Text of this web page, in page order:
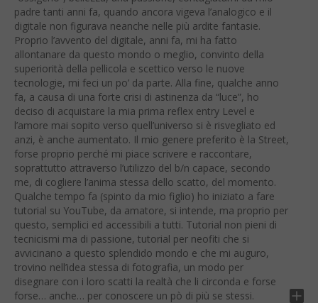
padre tanti anni fa, quando ancora vigeva l’analogico e il
digitale non figurava neanche nelle più ardite fantasie.
Proprio l’avvento del digitale, anni fa, mi ha fatto
allontanare da questo mondo o meglio, convinto della
superiorità della pellicola e scettico verso le nuove
tecnologie, mi feci un po’ da parte. Alla fine, qualche anno
fa, a causa di una forte crisi di astinenza da “luce”, ho
deciso di acquistare la mia prima reflex entry Level e
l’amore mai sopito verso quell’universo si è risvegliato ed
anzi, è anche aumentato. Il mio genere preferito è la Street,
forse proprio perché mi piace scrivere e raccontare,
soprattutto attraverso l’utilizzo del b/n capace, secondo
me, di cogliere l’anima stessa dello scatto, del momento.
Qualche tempo fa (spinto da mio figlio) ho iniziato a fare
tutorial su YouTube, da amatore, si intende, ma proprio per
questo, semplici ed accessibili a tutti. Tutorial non pieni di
tecnicismi ma di passione, tutorial per neofiti che si
avvicinano a questo splendido mondo e che mi auguro,
trovino nell’idea stessa di fotografia, un modo per
disegnare con i loro scatti la realtà che li circonda e forse
forse… anche… per conoscere un pò di più se stessi.